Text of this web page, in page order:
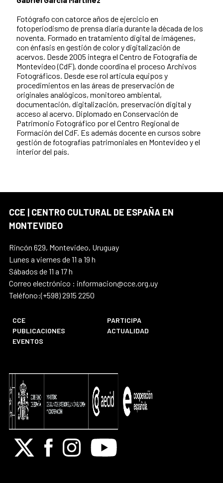
Fotógrafo con catorce años de ejercicio en
fotoperiodismo de prensa diaria durante la década de los
noventa. Formado en tratamiento digital de imágenes,
con énfasis en gestión de color y digitalización de
acervos. Desde 2005 integra el Centro de Fotografía de
Montevideo (CdF), donde coordina el proceso Archivos
Fotográficos. Desde ese rol articula equipos y
procedimientos en las áreas de preservación de
originales analógicos, monitoreo ambiental,
documentación, digitalización, preservación digital y
acceso al acervo. Diplomado en Conservación de
Patrimonio Fotográfico por el Centro Regional de
Formación del CdF. Es además docente en cursos sobre
gestión de fotografías patrimoniales en Montevideo y el
interior del país.
CCE | CENTRO CULTURAL DE ESPAÑA EN
MONTEVIDEO
Rincón 629, Montevideo, Uruguay
Lunes a viernes de 11 a 19 h
Sábados de 11 a 17 h
Correo electrónico : informacion@cce.org.uy
Teléfono:(+598) 2915 2250
CCE
PARTICIPA
PUBLICACIONES
ACTUALIDAD
EVENTOS
X FacebookInstagramYoutube